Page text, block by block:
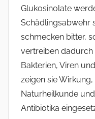
Glukosinolate
Schädlingsabwehr
schmecken bitter,
vertreiben dadurch
Bakterien, Viren
zeigen sie
Naturheilkunde
Antibiotika